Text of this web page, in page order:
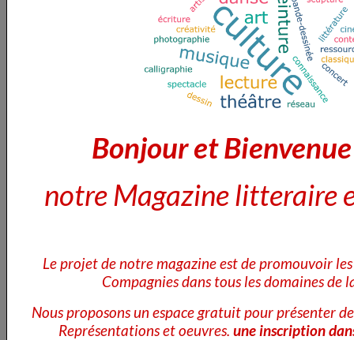
Le 05/03/2026Bonjour et
notre Magazine litteraire
Le projet de notre magazine est de promouvoir
Compagnies dans tous les domaines de
Nous proposons un espace gratuit pour présenter
Représentations et oeuvres. une inscription